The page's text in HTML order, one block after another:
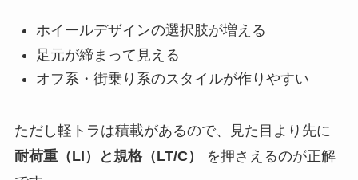
ホイールデザインの選択肢が増える
足元が締まって見える
オフ系・街乗り系のスタイルが作りやすい
ただし軽トラは積載があるので、見た目より先に
耐荷重（LI）と規格（LT/C）
を押さえるのが正解